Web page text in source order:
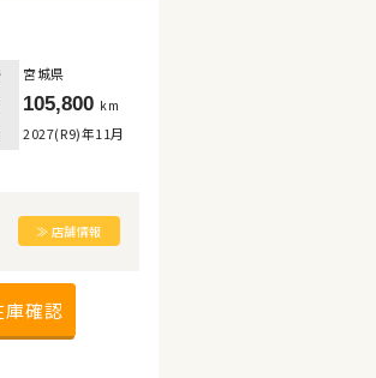
宮城県
105,800 km
2027(R9)年11月
≫ 店舗情報
庫確認